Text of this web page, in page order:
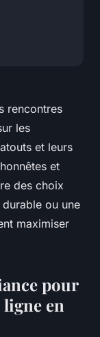
rencontres
les
et leurs
et
des choix
ou une
maximiser
pour
en